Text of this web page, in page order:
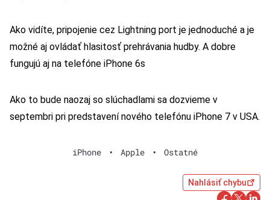
Ako vidíte, pripojenie cez Lightning port je jednoduché a je
možné aj ovládať hlasitosť prehrávania hudby. A dobre
fungujú aj na telefóne iPhone 6s
Ako to bude naozaj so slúchadlami sa dozvieme v
septembri pri predstavení nového telefónu iPhone 7 v USA.
iPhone • Apple • Ostatné
Nahlásiť chybu